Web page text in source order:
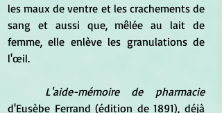
les maux de ventre et les crachements de
sang et aussi que, mêlée au lait de
femme, elle enlève les granulations de
l'œil.
L'aide-mémoire de pharmacie
d'Eusèbe Ferrand (édition de 1891), déjà